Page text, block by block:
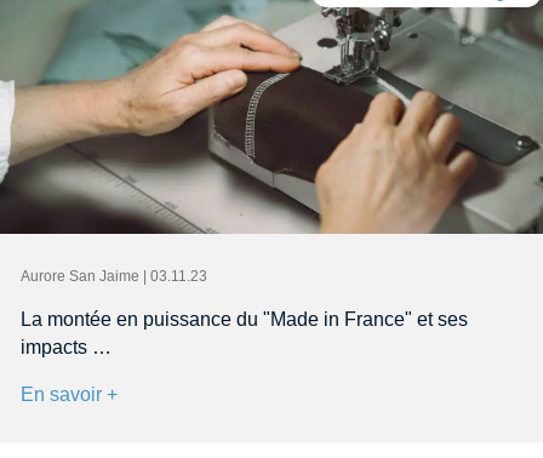
Aurore San Jaime | 03.11.23
La montée en puissance du "Made in France" et ses
impacts …
En savoir +